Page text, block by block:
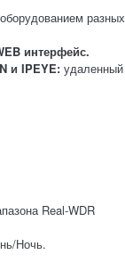
разных
интерфейс.
и IPEYE: удаленный
Real-WDR
Ночь.